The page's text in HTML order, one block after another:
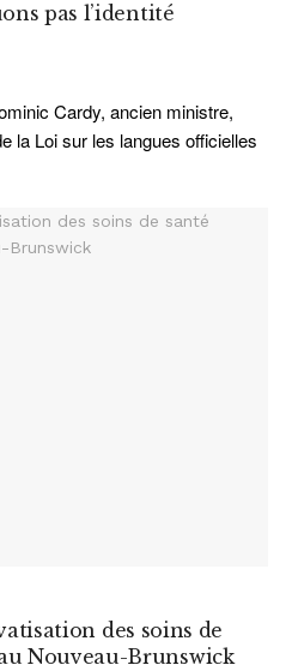
pas l’identité
Cardy, ancien ministre,
la Loi sur les langues officielles
des soins de
Nouveau-Brunswick